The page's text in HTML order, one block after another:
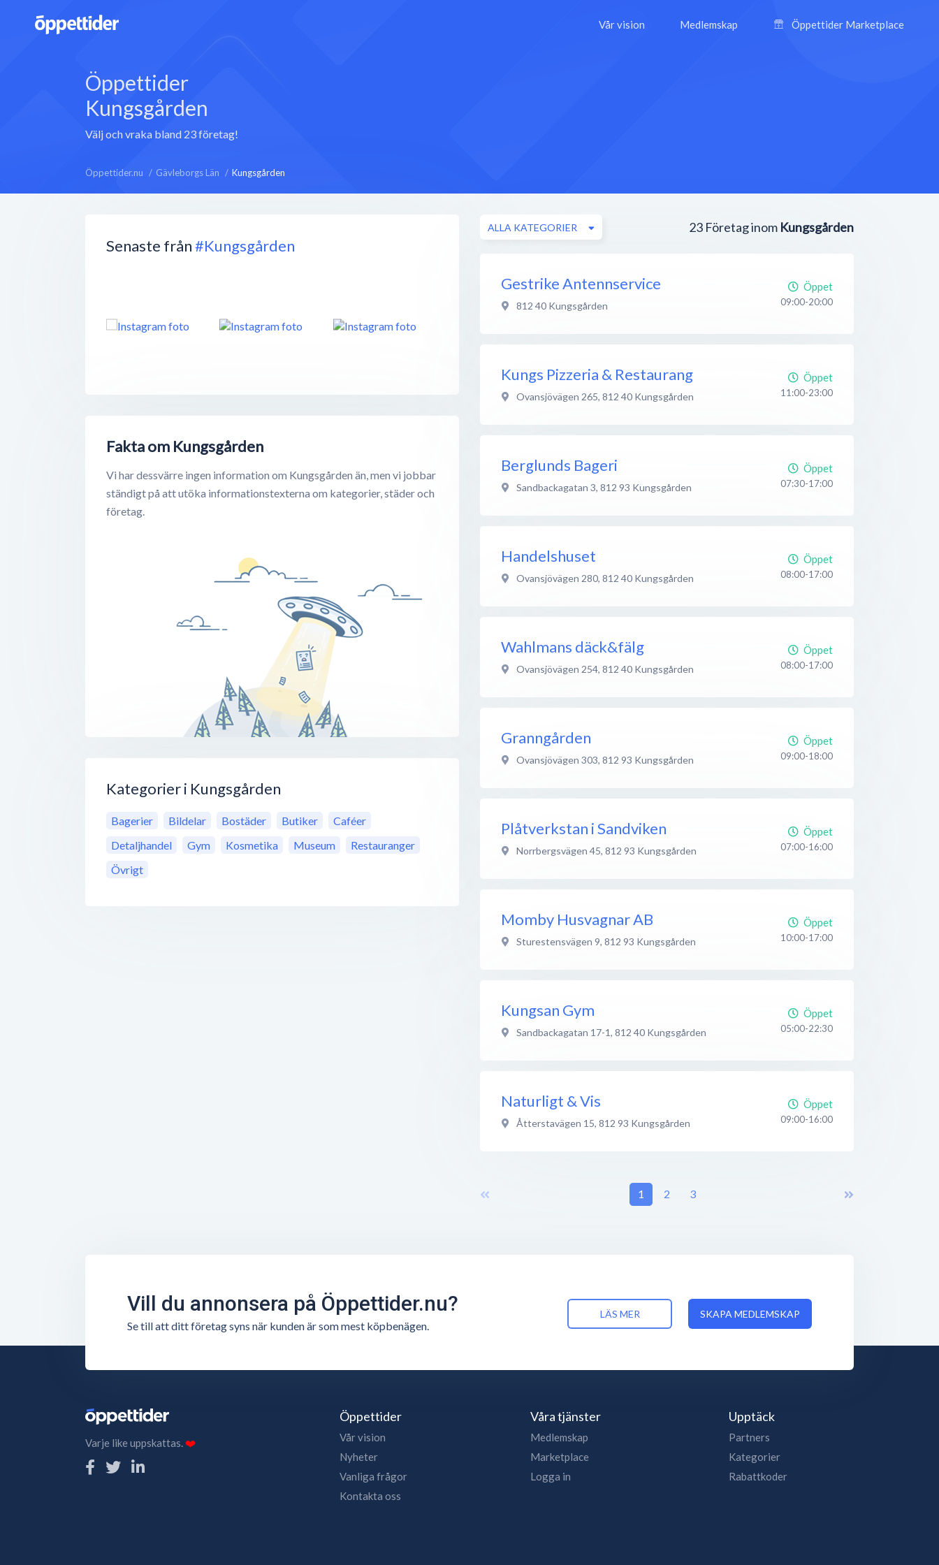
Vår vision Medlemskap Öppettider Marketplace
Öppettider
Kungsgården
Välj och vraka bland 23 företag!
Öppettider.nu Gävleborgs Län Kungsgården
Senaste från#Kungsgården
Fakta om Kungsgården
Vi har dessvärre ingen information om Kungsgården än, men vi jobbar
ständigt på att utöka informationstexterna om kategorier, städer och
företag.
Kategorier i Kungsgården
Bagerier Bildelar Bostäder Butiker
Caféer
Detaljhandel
Gym Kosmetika Museum
Restauranger
Övrigt
23 Företag inom Kungsgården
ALLA KATEGORIER
Gestrike Antennservice
812 40 Kungsgården
Öppet
09:00-20:00
Kungs Pizzeria & Restaurang
Ovansjövägen 265, 812 40 Kungsgården
Öppet
11:00-23:00
Berglunds Bageri
Sandbackagatan 3, 812 93 Kungsgården
Öppet
07:30-17:00
Handelshuset
Ovansjövägen 280, 812 40 Kungsgården
Öppet
08:00-17:00
Wahlmans däck&fälg
Ovansjövägen 254, 812 40 Kungsgården
Öppet
08:00-17:00
Granngården
Ovansjövägen 303, 812 93 Kungsgården
Öppet
09:00-18:00
Plåtverkstan i Sandviken
Norrbergsvägen 45, 812 93 Kungsgården
Öppet
07:00-16:00
Momby Husvagnar AB
Sturestensvägen 9, 812 93 Kungsgården
Öppet
10:00-17:00
Kungsan Gym
Sandbackagatan 17-1, 812 40 Kungsgården
Öppet
05:00-22:30
Naturligt & Vis
Åtterstavägen 15, 812 93 Kungsgården
Öppet
09:00-16:00
1 2 3
Vill du annonsera på Öppettider.nu?
Se till att ditt företag syns när kunden är som mest köpbenägen.
LÄS MER SKAPA MEDLEMSKAP
Varje like uppskattas.❤️
Öppettider
Vår vision
Nyheter
Vanliga frågor
Kontakta oss
Våra tjänster
Medlemskap
Marketplace
Logga in
Upptäck
Partners
Kategorier
Rabattkoder